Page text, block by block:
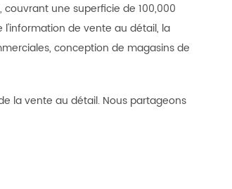
une superficie de 100,000
l'information de vente au détail, la
conception de magasins de
la vente au détail. Nous partageons